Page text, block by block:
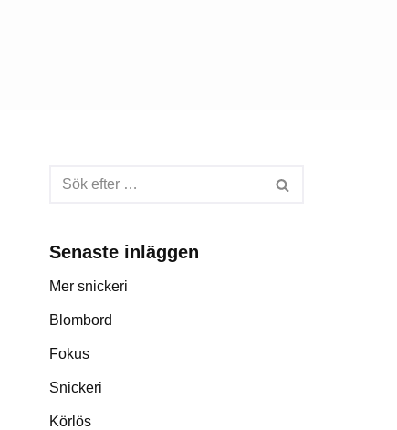
Senaste inläggen
Mer snickeri
Blombord
Fokus
Snickeri
Körlös